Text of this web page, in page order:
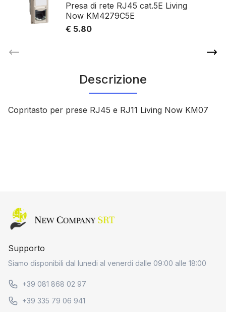
Presa di rete RJ45 cat.5E Living
Now KM4279C5E
€ 5.80
Descrizione
Copritasto per prese RJ45 e RJ11 Living Now KM07
Home page
Supporto
Siamo disponibili dal lunedi al venerdi dalle 09:00 alle 18:00
+39 081 868 02 97
+39 335 79 06 941